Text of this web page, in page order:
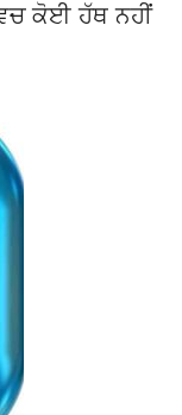
ਕੋਈ ਹੱਥ ਨਹੀਂ